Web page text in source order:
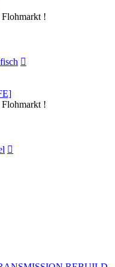
Flohmarkt !
Flohmarkt !